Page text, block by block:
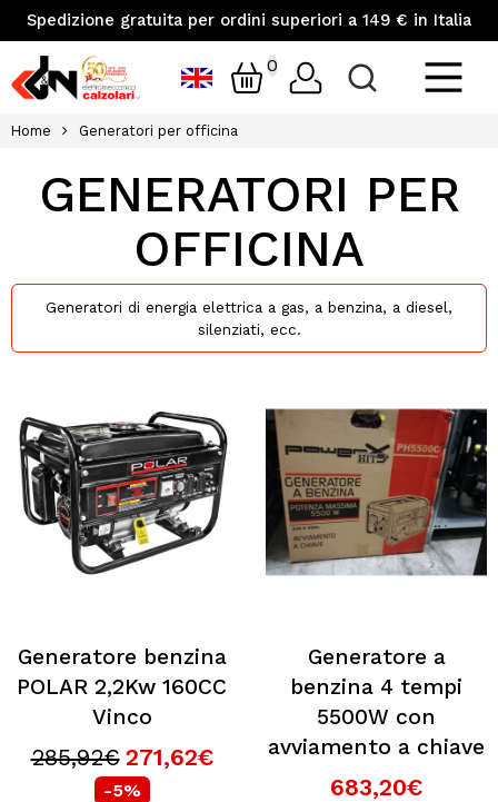
Spedizione gratuita per ordini superiori a 149 € in Italia
0
Home Generatori per officina
GENERATORI PER
OFFICINA
Generatori di energia elettrica a gas, a benzina, a diesel,
silenziati, ecc.
Generatore benzina
POLAR 2,2Kw 160CC
Vinco
285,92€ 271,62€
-5%
Generatore a
benzina 4 tempi
5500W con
avviamento a chiave
683,20€